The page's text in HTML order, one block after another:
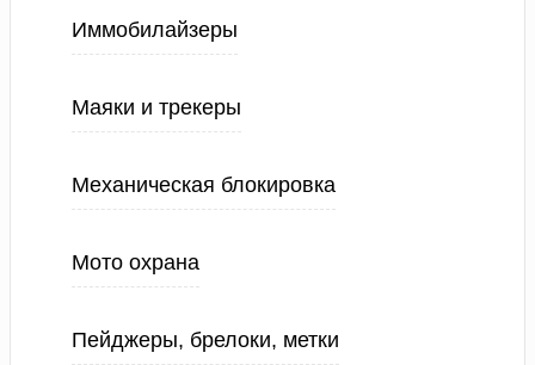
Иммобилайзеры
Маяки и трекеры
Механическая блокировка
Мото охрана
Пейджеры, брелоки, метки